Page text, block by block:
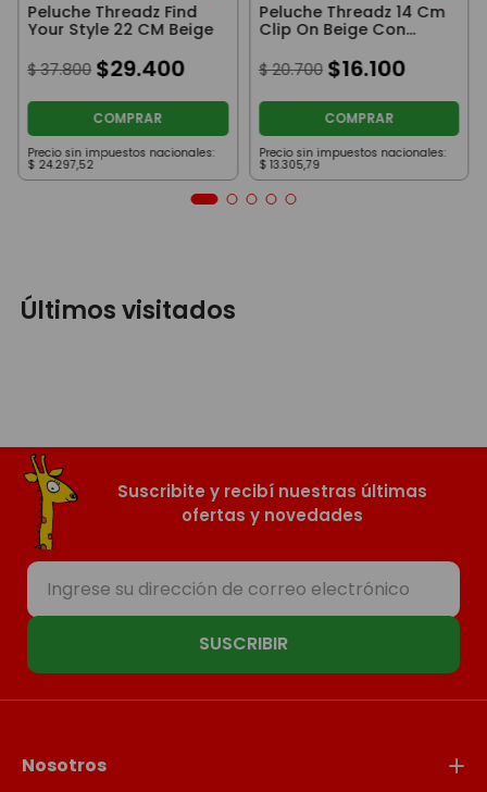
Peluche Threadz Find
Your Style 22 CM Beige
$ 37.800 $29.400
COMPRAR
Precio sin impuestos nacionales:
$ 24.297,52
Peluche Threadz 14 Cm
Clip On Beige Con
$ 20.700 $16.100
COMPRAR
Precio sin impuestos nacionales:
$ 13.305,79
Últimos visitados
Suscribite y recibí nuestras últimas
ofertas y novedades
SUSCRIBIR
Nosotros